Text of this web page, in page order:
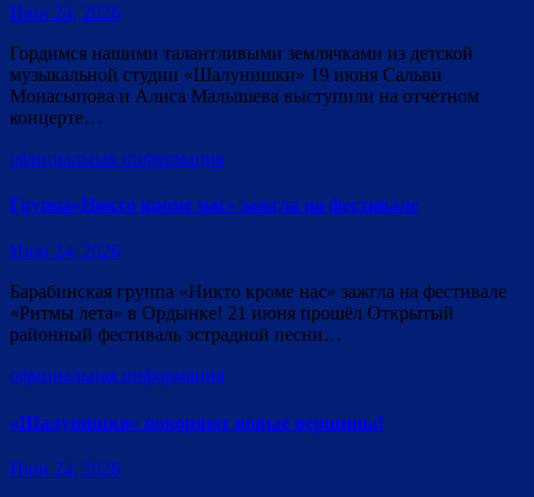
Июн 24, 2026
Гордимся нашими талантливыми землячками из детской
музыкальной студии «Шалунишки» 19 июня Сальви
Монасыпова и Алиса Малышева выступили на отчётном
концерте…
официальная информация
Группа«Никто кроме нас» зажгла на фестивале
Июн 24, 2026
Барабинская группа «Никто кроме нас» зажгла на фестивале
«Ритмы лета» в Ордынке! 21 июня прошёл Открытый
районный фестиваль эстрадной песни…
официальная информация
«Шалунишки» покоряют новые вершины!
Июн 24, 2026